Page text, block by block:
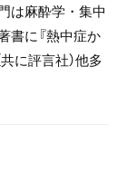
は麻酔学・集中
書に『熱中症か
に評言社）他多